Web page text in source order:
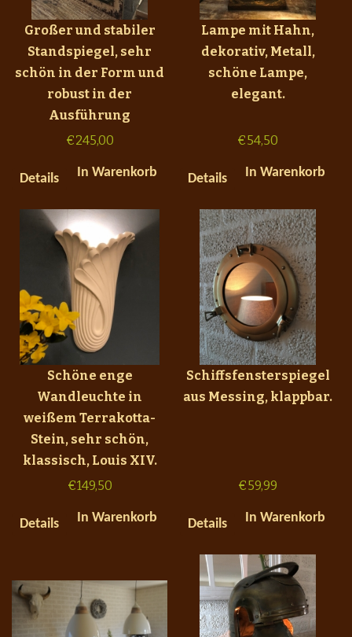
Großer und stabiler
Standspiegel, sehr
schön in der Form und
robust in der
Ausführung
€245,00
Details In Warenkorb
Lampe mit Hahn,
dekorativ, Metall,
schöne Lampe,
elegant.
€54,50
Details In Warenkorb
Schöne enge
Wandleuchte in
weißem Terrakotta-
Stein, sehr schön,
klassisch, Louis XIV.
€149,50
Details In Warenkorb
Schiffsfensterspiegel
aus Messing, klappbar.
€59,99
Details In Warenkorb